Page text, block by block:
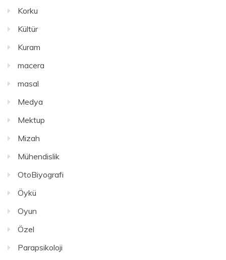
Korku
Kültür
Kuram
macera
masal
Medya
Mektup
Mizah
Mühendislik
OtoBiyografi
Öykü
Oyun
Özel
Parapsikoloji